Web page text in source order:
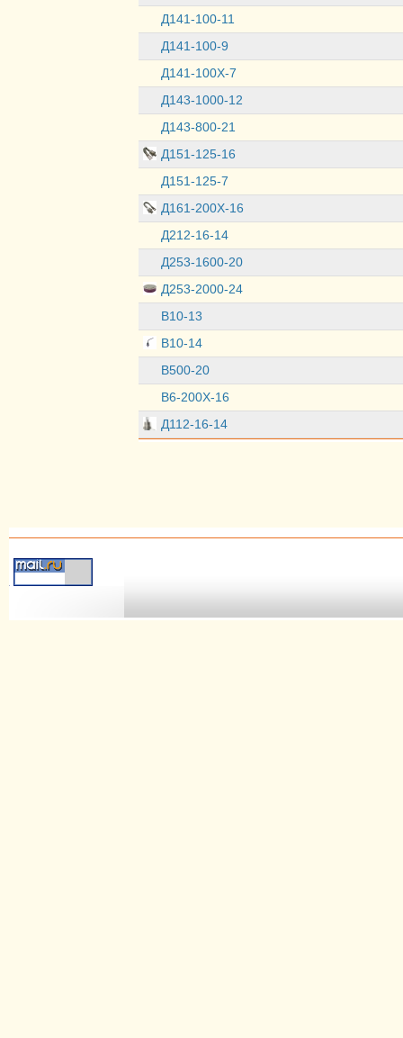
Д141-100-11
Д141-100-9
Д141-100Х-7
Д143-1000-12
Д143-800-21
Д151-125-16
Д151-125-7
Д161-200Х-16
Д212-16-14
Д253-1600-20
Д253-2000-24
В10-13
В10-14
В500-20
В6-200Х-16
Д112-16-14